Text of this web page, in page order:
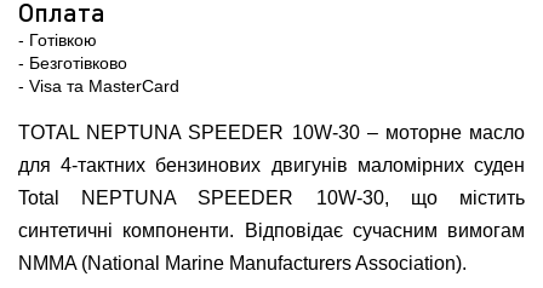
Оплата
- Готівкою
- Безготівково
- Visa та MasterCard
TOTAL NEPTUNA SPEEDER 10W-30 – моторне масло
для 4-тактних бензинових двигунів маломірних суден
Total NEPTUNA SPEEDER 10W-30, що містить
синтетичні компоненти. Відповідає сучасним вимогам
NMMA (National Marine Manufacturers Association).